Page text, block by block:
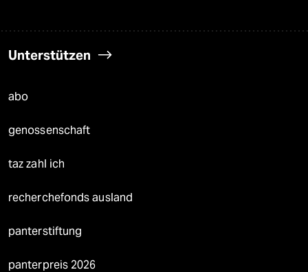
Unterstützen
abo
genossenschaft
taz zahl ich
recherchefonds ausland
panterstiftung
panterpreis 2026